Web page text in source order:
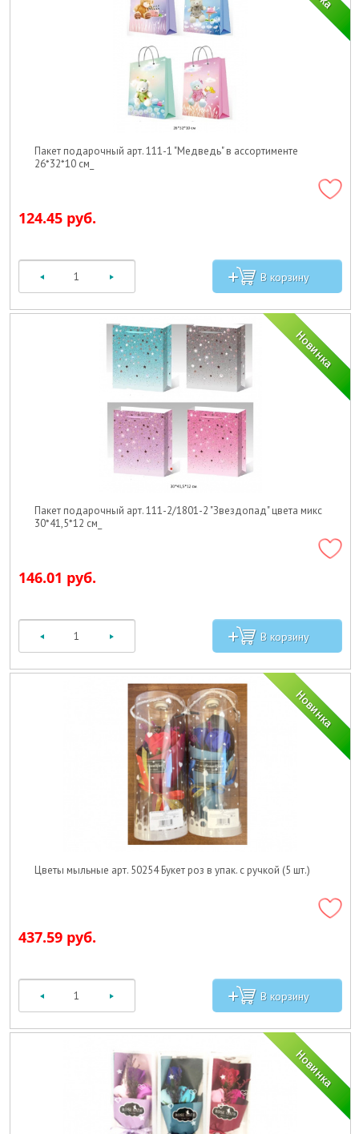
Пакет подарочный арт. 111-1 "Медведь" в ассортименте
26*32*10 см_
124.45 руб.
Пакет подарочный арт. 111-2/1801-2 "Звездопад" цвета микс
30*41,5*12 см_
146.01 руб.
Цветы мыльные арт. 50254 Букет роз в упак. с ручкой (5 шт.)
437.59 руб.